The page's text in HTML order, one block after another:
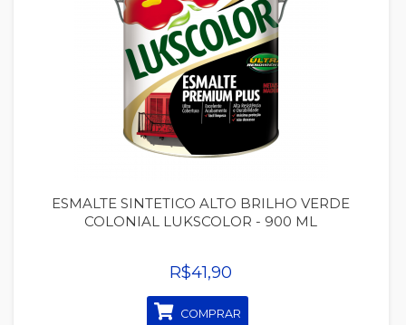
Quickview
ESMALTE SINTETICO ALTO BRILHO VERDE
COLONIAL LUKSCOLOR - 900 ML
R$41,90
COMPRAR